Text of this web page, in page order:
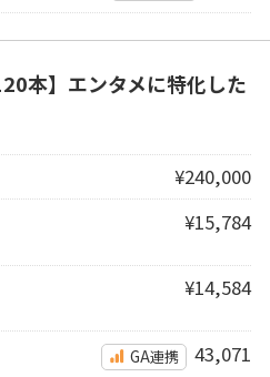
本】エンタメに特化した
¥240,000
¥15,784
¥14,584
GA連携 43,071